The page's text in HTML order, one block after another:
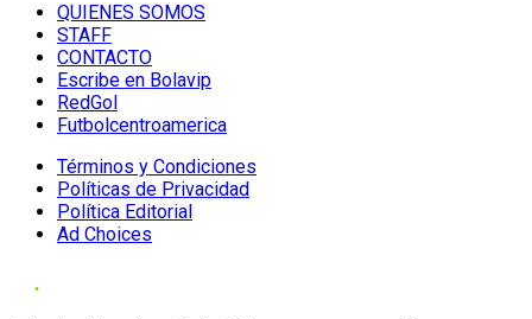
QUIENES SOMOS
STAFF
CONTACTO
Escribe en Bolavip
RedGol
Futbolcentroamerica
Términos y Condiciones
Políticas de Privacidad
Política Editorial
Ad Choices